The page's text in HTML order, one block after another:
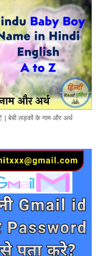
बेबी लड़कों के नाम और अर्थ